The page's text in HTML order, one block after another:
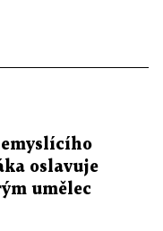
oslavuje
umělec